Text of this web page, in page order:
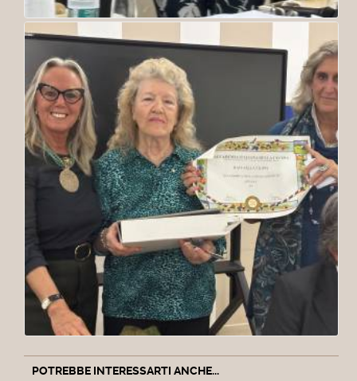
POTREBBE INTERESSARTI ANCHE...